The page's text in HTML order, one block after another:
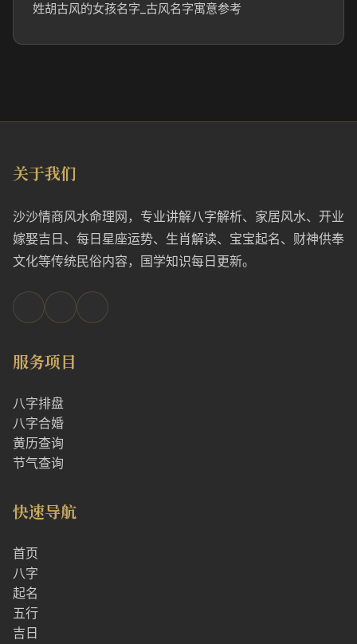
姓胡古风的女孩名字_古风名字寓意参考
关于我们
沙沙情商风水命理网，专业讲解八字解析、家居风水、开业
嫁娶吉日、每日星座运势、生肖解读、宝宝起名、财神供奉
文化等传统民俗内容，国学知识每日更新。
服务项目
八字排盘
八字合婚
黄历查询
节气查询
快速导航
首页
八字
起名
五行
吉日